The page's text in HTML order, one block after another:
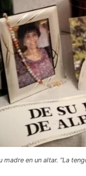
en un altar. “La